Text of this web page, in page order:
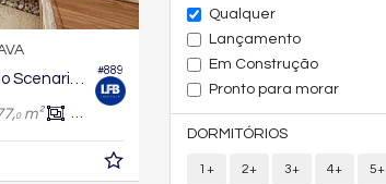
Qualquer
Lançamento
Em Construção
Pronto para morar
DORMITÓRIOS
1+ 2+ 3+ 4+ 5+
#889
Cobertura no Edifício Scenarium Brava Norte
0m² 378,